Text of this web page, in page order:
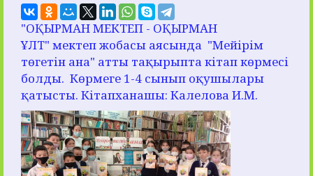
"ОҚЫРМАН МЕКТЕП - ОҚЫРМАН
ҰЛТ" мектеп жобасы аясында "Мейірім
төгетін ана" атты тақырыпта кітап көрмесі
болды. Көрмеге 1-4 сынып оқушылары
қатысты. Кітапханашы: Калелова И.М.